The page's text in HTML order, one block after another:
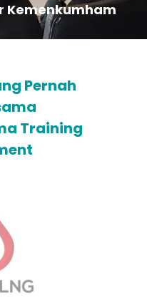
Pernah
Training